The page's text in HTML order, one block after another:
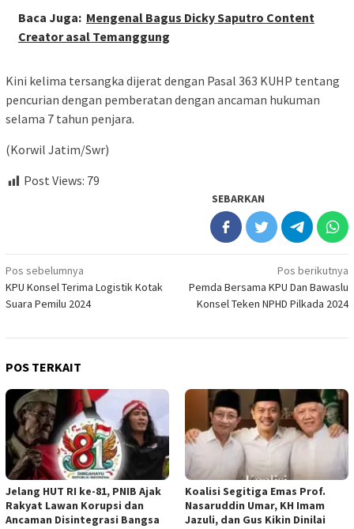
Baca Juga: Mengenal Bagus Dicky Saputro Content
Creator asal Temanggung
Kini kelima tersangka dijerat dengan Pasal 363 KUHP tentang
pencurian dengan pemberatan dengan ancaman hukuman
selama 7 tahun penjara.
(Korwil Jatim/Swr)
Post Views: 79
SEBARKAN
Navigasi
pos
Pos sebelumnya
KPU Konsel Terima Logistik Kotak
Suara Pemilu 2024
Pos berikutnya
Pemda Bersama KPU Dan Bawaslu
Konsel Teken NPHD Pilkada 2024
POS TERKAIT
Jelang HUT RI ke-81, PNIB Ajak
Rakyat Lawan Korupsi dan
Ancaman Disintegrasi Bangsa
Koalisi Segitiga Emas Prof.
Nasaruddin Umar, KH Imam
Jazuli, dan Gus Kikin Dinilai